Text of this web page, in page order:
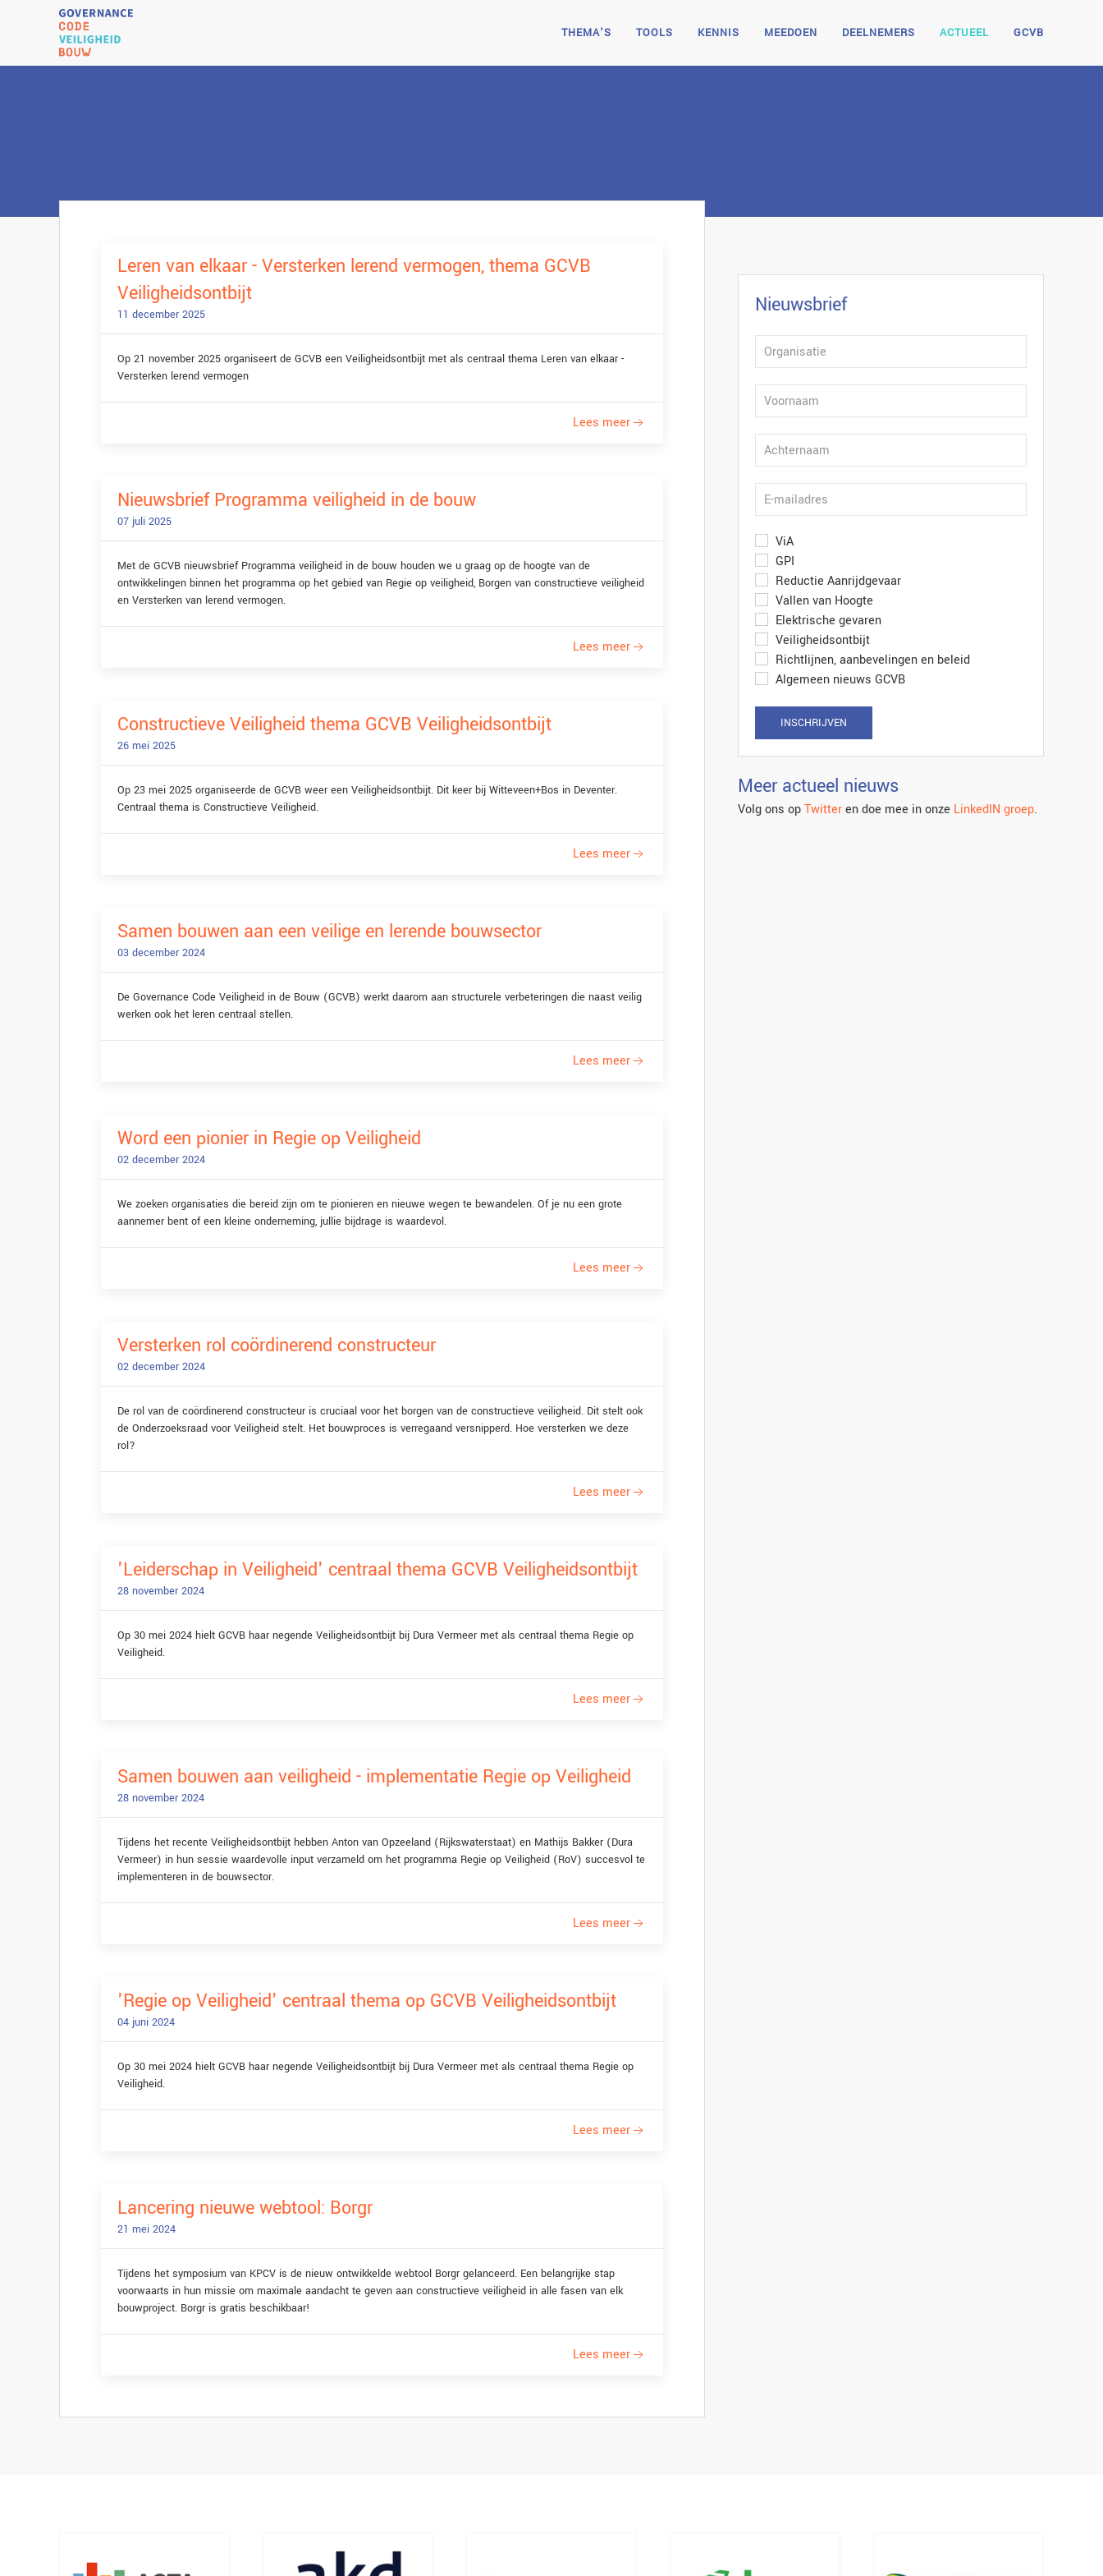
THEMA'S TOOLS KENNIS MEEDOEN DEELNEMERS ACTUEEL GCVB
Leren van elkaar - Versterken lerend vermogen, thema GCVB
Veiligheidsontbijt
11 december 2025
Op 21 november 2025 organiseert de GCVB een Veiligheidsontbijt met als centraal thema Leren van elkaar -
Versterken lerend vermogen
Lees meer
Nieuwsbrief Programma veiligheid in de bouw
07 juli 2025
Met de GCVB nieuwsbrief Programma veiligheid in de bouw houden we u graag op de hoogte van de
ontwikkelingen binnen het programma op het gebied van Regie op veiligheid, Borgen van constructieve veiligheid
en Versterken van lerend vermogen.
Lees meer
Constructieve Veiligheid thema GCVB Veiligheidsontbijt
26 mei 2025
Op 23 mei 2025 organiseerde de GCVB weer een Veiligheidsontbijt. Dit keer bij Witteveen+Bos in Deventer.
Centraal thema is Constructieve Veiligheid.
Lees meer
Samen bouwen aan een veilige en lerende bouwsector
03 december 2024
De Governance Code Veiligheid in de Bouw (GCVB) werkt daarom aan structurele verbeteringen die naast veilig
werken ook het leren centraal stellen.
Lees meer
Word een pionier in Regie op Veiligheid
02 december 2024
We zoeken organisaties die bereid zijn om te pionieren en nieuwe wegen te bewandelen. Of je nu een grote
aannemer bent of een kleine onderneming, jullie bijdrage is waardevol.
Lees meer
Versterken rol coördinerend constructeur
02 december 2024
De rol van de coördinerend constructeur is cruciaal voor het borgen van de constructieve veiligheid. Dit stelt ook
de Onderzoeksraad voor Veiligheid stelt. Het bouwproces is verregaand versnipperd. Hoe versterken we deze
rol?
Lees meer
'Leiderschap in Veiligheid' centraal thema GCVB Veiligheidsontbijt
28 november 2024
Op 30 mei 2024 hielt GCVB haar negende Veiligheidsontbijt bij Dura Vermeer met als centraal thema Regie op
Veiligheid.
Lees meer
Samen bouwen aan veiligheid - implementatie Regie op Veiligheid
28 november 2024
Tijdens het recente Veiligheidsontbijt hebben Anton van Opzeeland (Rijkswaterstaat) en Mathijs Bakker (Dura
Vermeer) in hun sessie waardevolle input verzameld om het programma Regie op Veiligheid (RoV) succesvol te
implementeren in de bouwsector.
Lees meer
'Regie op Veiligheid' centraal thema op GCVB Veiligheidsontbijt
04 juni 2024
Op 30 mei 2024 hielt GCVB haar negende Veiligheidsontbijt bij Dura Vermeer met als centraal thema Regie op
Veiligheid.
Lees meer
Lancering nieuwe webtool: Borgr
21 mei 2024
Tijdens het symposium van KPCV is de nieuw ontwikkelde webtool Borgr gelanceerd. Een belangrijke stap
voorwaarts in hun missie om maximale aandacht te geven aan constructieve veiligheid in alle fasen van elk
bouwproject. Borgr is gratis beschikbaar!
Lees meer
Nieuwsbrief
ViA
GPI
Reductie Aanrijdgevaar
Vallen van Hoogte
Elektrische gevaren
Veiligheidsontbijt
Richtlijnen, aanbevelingen en beleid
Algemeen nieuws GCVB
INSCHRIJVEN
Meer actueel nieuws
Volg ons opTwitteren doe mee in onze LinkedIN groep.